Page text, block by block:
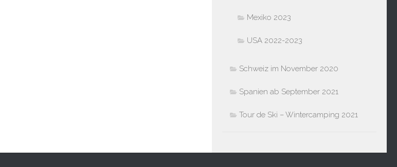
Mexiko 2023
USA 2022-2023
Schweiz im November 2020
Spanien ab September 2021
Tour de Ski – Wintercamping 2021